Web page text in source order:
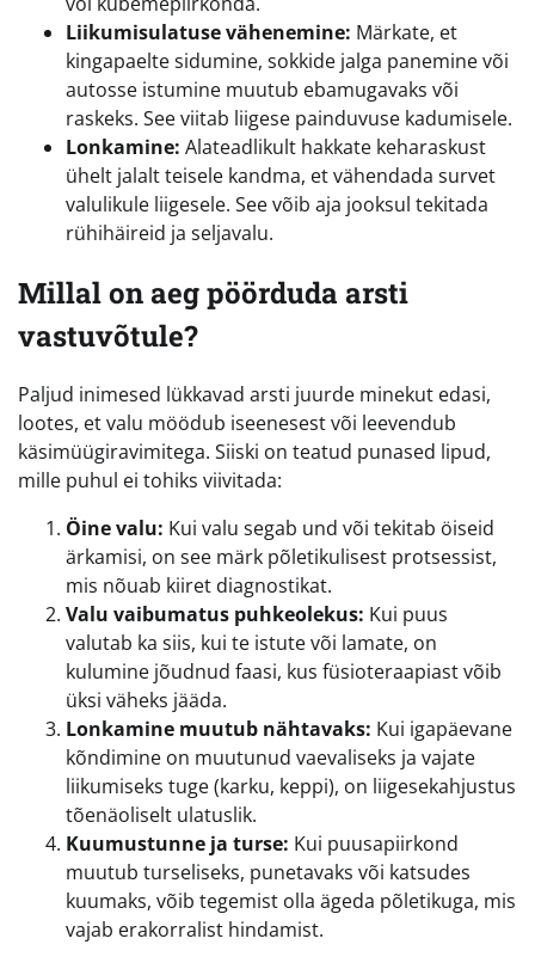
Liikumisulatuse vähenemine: Märkate, et
kingapaelte sidumine, sokkide jalga panemine või
autosse istumine muutub ebamugavaks või
raskeks. See viitab liigese painduvuse kadumisele.
Lonkamine: Alateadlikult hakkate keharaskust
ühelt jalalt teisele kandma, et vähendada survet
valulikule liigesele. See võib aja jooksul tekitada
rühihäireid ja seljavalu.
Millal on aeg pöörduda arsti
vastuvõtule?
Paljud inimesed lükkavad arsti juurde minekut edasi,
lootes, et valu möödub iseenesest või leevendub
käsimüügiravimitega. Siiski on teatud punased lipud,
mille puhul ei tohiks viivitada:
Öine valu: Kui valu segab und või tekitab öiseid
ärkamisi, on see märk põletikulisest protsessist,
mis nõuab kiiret diagnostikat.
Valu vaibumatus puhkeolekus: Kui puus
valutab ka siis, kui te istute või lamate, on
kulumine jõudnud faasi, kus füsioteraapiast võib
üksi väheks jääda.
Lonkamine muutub nähtavaks: Kui igapäevane
kõndimine on muutunud vaevaliseks ja vajate
liikumiseks tuge (karku, keppi), on liigesekahjustus
tõenäoliselt ulatuslik.
Kuumustunne ja turse: Kui puusapiirkond
muutub turseliseks, punetavaks või katsudes
kuumaks, võib tegemist olla ägeda põletikuga, mis
vajab erakorralist hindamist.